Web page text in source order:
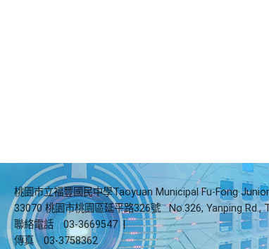
桃園市立福豐國民中學Taoyuan Municipal Fu-Fong
33070 桃園市桃園區延平路326號
No.326, Yanping Rd.,
聯絡電話
03-3669547 |
傳真
03-3758362